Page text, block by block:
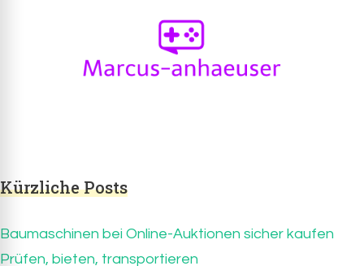
Kürzliche Posts
Baumaschinen bei Online-Auktionen sicher kaufen
Prüfen, bieten, transportieren